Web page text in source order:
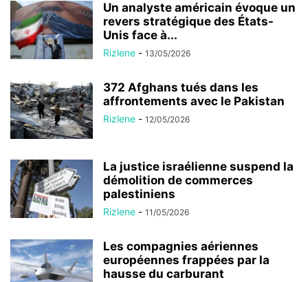
Un analyste américain évoque un
revers stratégique des États-
Unis face à...
Rizlene - 13/05/2026
372 Afghans tués dans les
affrontements avec le Pakistan
Rizlene - 12/05/2026
La justice israélienne suspend la
démolition de commerces
palestiniens
Rizlene - 11/05/2026
Les compagnies aériennes
européennes frappées par la
hausse du carburant